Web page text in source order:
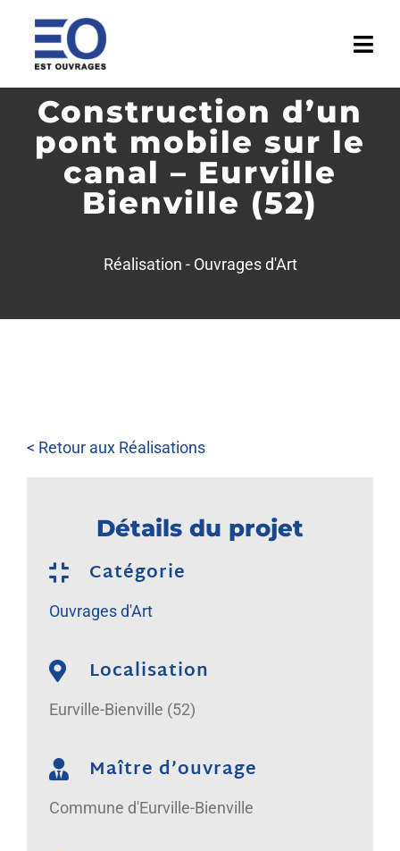
contenu
ACCUEIL
ENTREPRISE
Construction d’un
pont mobile sur le
canal – Eurville
Bienville (52)
Réalisation - Ouvrages d'Art
< Retour aux Réalisations
Détails du projet
Catégorie
Ouvrages d'Art
Localisation
Eurville-Bienville (52)
Maître d’ouvrage
Commune d'Eurville-Bienville